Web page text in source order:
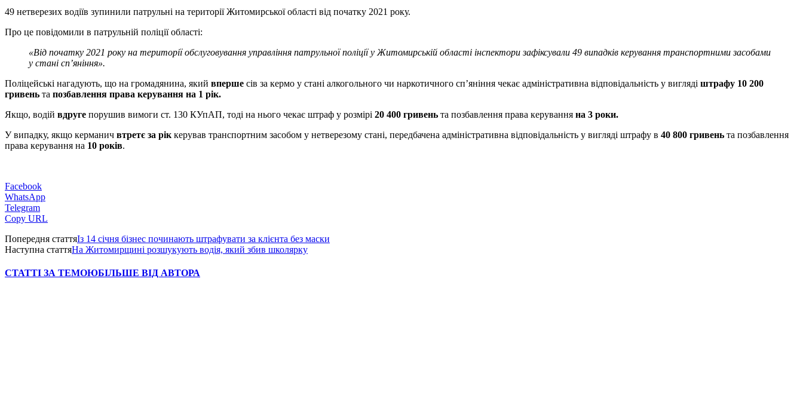
49 нетверезих водіїв зупинили патрульні на території Житомирської області від початку 2021 року.
Про це повідомили в патрульній поліції області:
«Від початку 2021 року на території обслуговування управління патрульної поліції у Житомирській області інспектори зафіксували 49 випадків керування транспортними засобами
у стані сп’яніння».
Поліцейські нагадують, що на громадянина, який вперше сів за кермо у стані алкогольного чи наркотичного сп’яніння чекає адміністративна відповідальність у вигляді штрафу 10 200
гривень та позбавлення права керування на 1 рік.
Якщо, водій вдруге порушив вимоги ст. 130 КУпАП, тоді на нього чекає штраф у розмірі 20 400 гривень та позбавлення права керування на 3 роки.
У випадку, якщо керманич втретє за рік керував транспортним засобом у нетверезому стані, передбачена адміністративна відповідальність у вигляді штрафу в 40 800 гривень та позбавлення
права керування на 10 років.
Facebook
WhatsApp
Telegram
Copy URL
Попередня статтяІз 14 січня бізнес починають штрафувати за клієнта без маски
Наступна статтяНа Житомирщині розшукують водія, який збив школярку
СТАТТІ ЗА ТЕМОЮБІЛЬШЕ ВІД АВТОРА